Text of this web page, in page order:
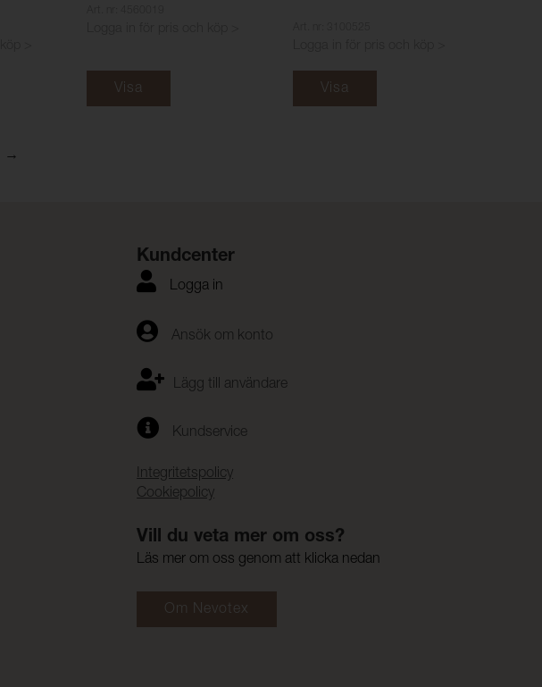
Visa Visa
Kundcenter
Logga in
Ansök om konto
Lägg till användare
Kundservice
Integritetspolicy
Cookiepolicy
Vill du veta mer om oss?
Läs mer om oss genom att klicka nedan
Om Nevotex